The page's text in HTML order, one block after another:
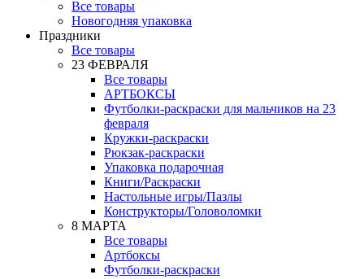
Все товары
Новогодняя упаковка
Праздники
Все товары
23 ФЕВРАЛЯ
Все товары
АРТБОКСЫ
Футболки-раскраски для мальчиков на 23
февраля
Кружки-раскраски
Рюкзак-раскраски
Упаковка подарочная
Книги/Раскраски
Настольные игры/Пазлы
Конструкторы/Головоломки
8 МАРТА
Все товары
Артбоксы
Футболки-раскраски